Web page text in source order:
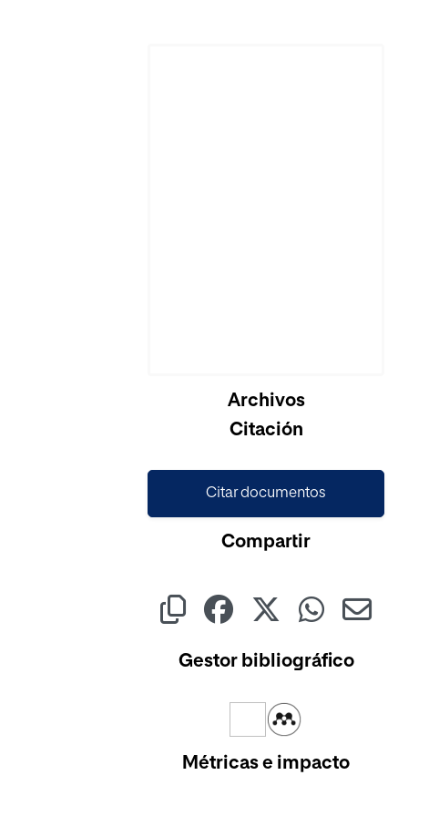
Archivos
Citación
Citar documentos
Compartir
Gestor bibliográfico
Métricas e impacto